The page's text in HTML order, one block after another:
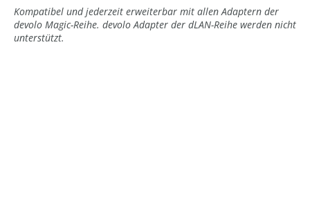
Kompatibel und jederzeit erweiterbar mit allen Adaptern der
devolo Magic-Reihe. devolo Adapter der dLAN-Reihe werden nicht
unterstützt.